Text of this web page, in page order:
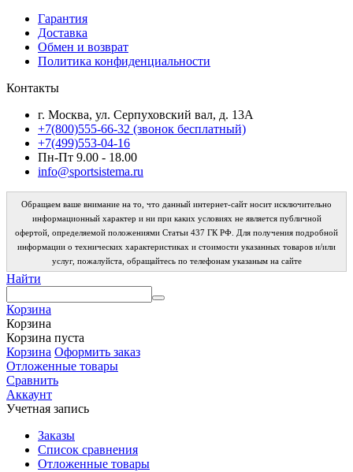
Гарантия
Доставка
Обмен и возврат
Политика конфиденциальности
Контакты
г. Москва, ул. Серпуховский вал, д. 13А
+7(800)555-66-32 (звонок бесплатный)
+7(499)553-04-16
Пн-Пт 9.00 - 18.00
info@sportsistema.ru
Обращаем ваше внимание на то, что данный интернет-сайт носит исключительно
информационный характер и ни при каких условиях не является публичной
офертой, определяемой положениями Статьи 437 ГК РФ. Для получения подробной
информации о технических характеристиках и стоимости указанных товаров и/или
услуг, пожалуйста, обращайтесь по телефонам указаным на сайте
Найти
Корзина
Корзина
Корзина пуста
Корзина Оформить заказ
Отложенные товары
Сравнить
Аккаунт
Учетная запись
Заказы
Список сравнения
Отложенные товары